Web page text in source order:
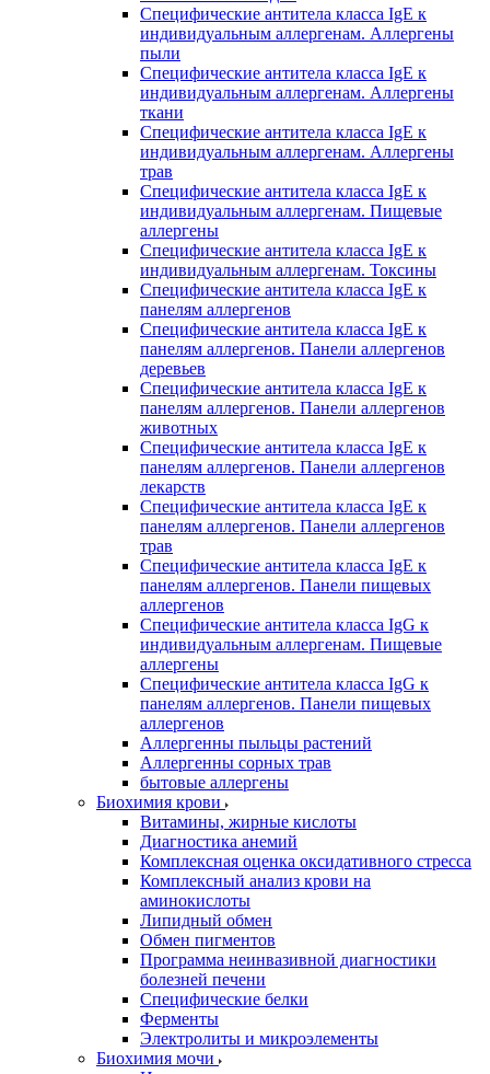
Специфические антитела класса IgE к
индивидуальным аллергенам. Аллергены
пыли
Специфические антитела класса IgE к
индивидуальным аллергенам. Аллергены
ткани
Специфические антитела класса IgE к
индивидуальным аллергенам. Аллергены
трав
Специфические антитела класса IgE к
индивидуальным аллергенам. Пищевые
аллергены
Специфические антитела класса IgE к
индивидуальным аллергенам. Токсины
Специфические антитела класса IgE к
панелям аллергенов
Специфические антитела класса IgE к
панелям аллергенов. Панели аллергенов
деревьев
Специфические антитела класса IgE к
панелям аллергенов. Панели аллергенов
животных
Специфические антитела класса IgE к
панелям аллергенов. Панели аллергенов
лекарств
Специфические антитела класса IgE к
панелям аллергенов. Панели аллергенов
трав
Специфические антитела класса IgE к
панелям аллергенов. Панели пищевых
аллергенов
Специфические антитела класса IgG к
индивидуальным аллергенам. Пищевые
аллергены
Специфические антитела класса IgG к
панелям аллергенов. Панели пищевых
аллергенов
Аллергенны пыльцы растений
Аллергенны сорных трав
бытовые аллергены
Биохимия крови
Витамины, жирные кислоты
Диагностика анемий
Комплексная оценка оксидативного стресса
Комплексный анализ крови на
аминокислоты
Липидный обмен
Обмен пигментов
Программа неинвазивной диагностики
болезней печени
Специфические белки
Ферменты
Электролиты и микроэлементы
Биохимия мочи